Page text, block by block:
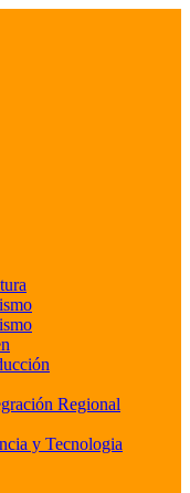
Regional
y Tecnologia